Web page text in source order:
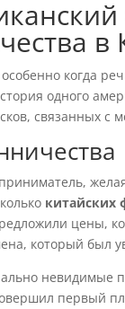
в
когда
одного
связанных с
китайских
цены,
который был
невидимые
первый